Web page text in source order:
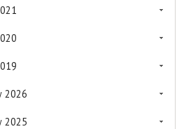
2026
2025